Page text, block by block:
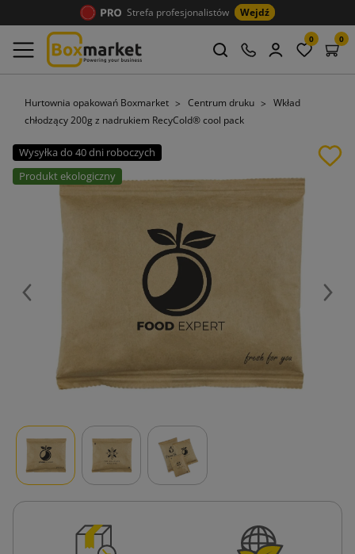
Strefa profesjonalistów Wejdź
0 0
Hurtownia opakowań Boxmarket Centrum druku
Wkład
chłodzący 200g z nadrukiem RecyCold® cool pack
Wysyłka do 40 dni roboczych
Produkt ekologiczny
Poprzedni